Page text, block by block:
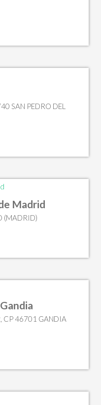
SAN PEDRO DEL
Madrid
(MADRID)
CP 46701 GANDIA